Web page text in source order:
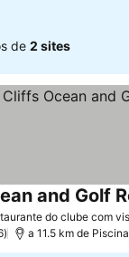
de 2 sites
do clube com
and Golf
a 11.5 km de